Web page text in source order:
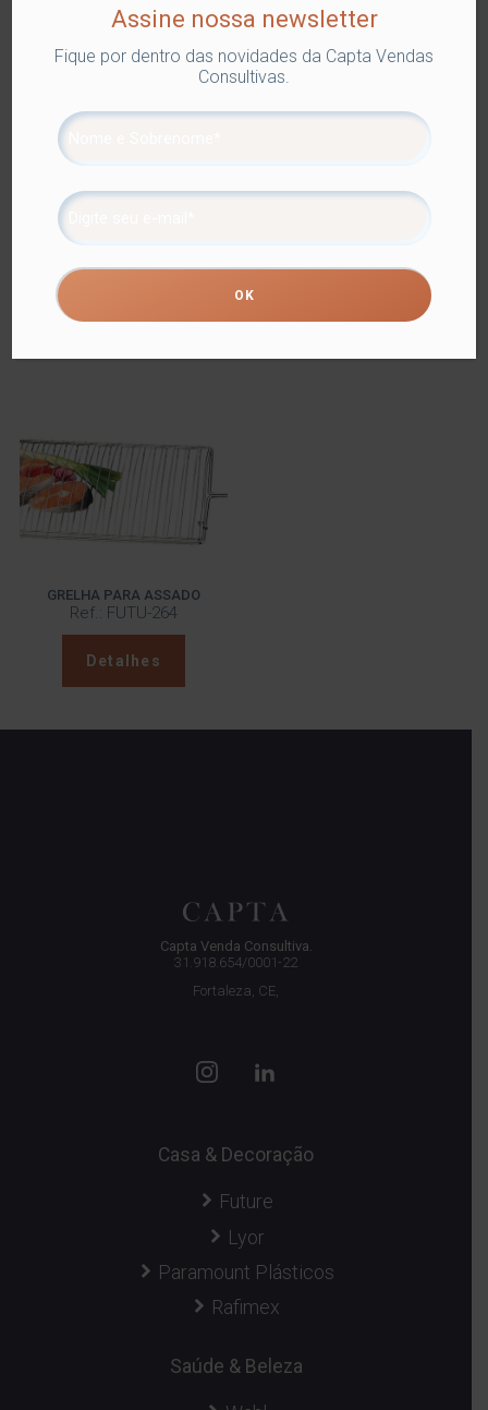
Produtos relacionados
GRELHA PARA ASSADO
Ref.: FUTU-1102
Detalhes
GRELHA PARA ASSADO
Ref.: FUTU-264
Detalhes
Capta Venda Consultiva.
31.918.654/0001-22
Fortaleza, CE,
Casa & Decoração
Future
Lyor
Paramount Plásticos
Rafimex
Saúde & Beleza
Assine nossa newsletter
Fique por dentro das novidades da Capta Vendas
Consultivas.